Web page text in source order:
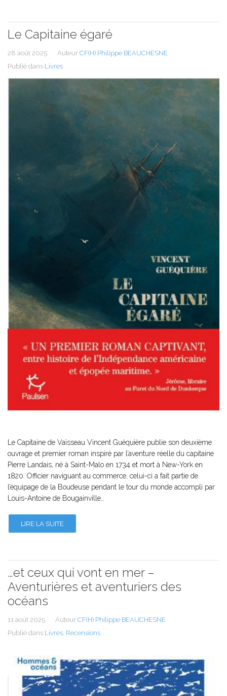
Le Capitaine égaré
28 août 2025 Auteur CF(H) Philippe BEAUCHESNE
Publié dans Livres
Le Capitaine de Vaisseau Vincent Guéquière publie son deuxième
ouvrage et premier roman inspiré par l’aventure réelle du capitaine
Pierre Landais, né à Saint-Malo en 1734 et mort à New-York en
1820. Officier naviguant au commerce, celui-ci a fait partie de
l’équipage de la Boudeuse pendant le tour du monde accompli par
Louis-Antoine de Bougainville…
LIRE LA SUITE
…et ceux qui vont en mer –
Aventurières et aventuriers des
océans
11 août 2025 Auteur CF(H) Philippe BEAUCHESNE
Publié dans Livres Recensions